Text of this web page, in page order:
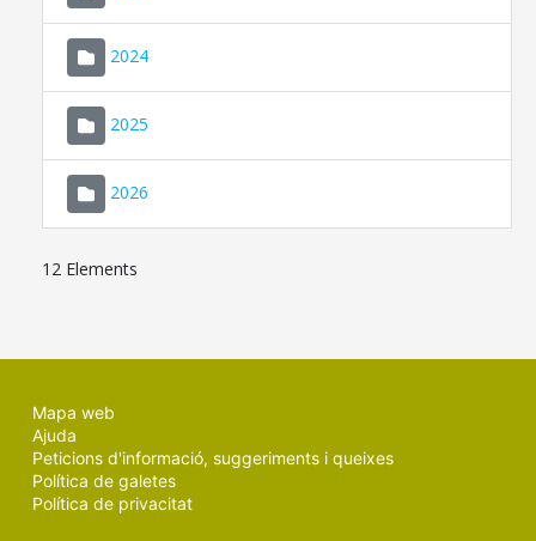
2024
2025
2026
12 Elements
Mapa web
Ajuda
Peticions d'informació, suggeriments i queixes
Política de galetes
Política de privacitat